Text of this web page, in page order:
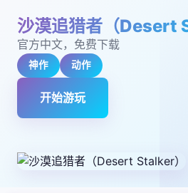
沙漠追猎者（Desert
官方中文，免费下载
神作 动作
开始游玩